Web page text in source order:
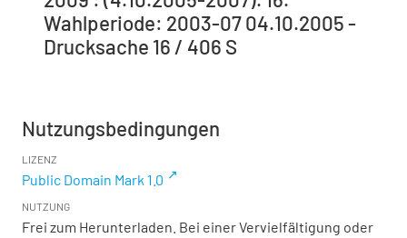
Wahlperiode: 2003-07 04.10.2005 -
Drucksache 16 / 406 S
Nutzungsbedingungen
LIZENZ
Public Domain Mark 1.0
NUTZUNG
Frei zum Herunterladen. Bei einer Vervielfältigung oder